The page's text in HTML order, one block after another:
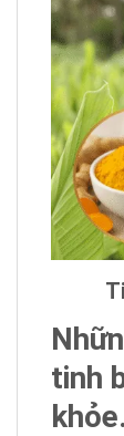
tinh
khỏe.